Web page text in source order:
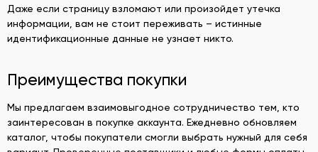
Даже если страницу взломают или произойдет утечка
информации, вам не стоит переживать – истинные
идентификационные данные не узнает никто.
Преимущества покупки
Мы предлагаем взаимовыгодное сотрудничество тем, кто
заинтересован в покупке аккаунта. Ежедневно обновляем
каталог, чтобы покупатели смогли выбрать нужный для себя